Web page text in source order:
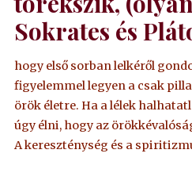
Sokrates és
hogy első sorban lelkéről
figyelemmel legyen a csak
örök életre. Ha a lélek
úgy élni, hogy az
A kereszténység és a